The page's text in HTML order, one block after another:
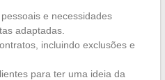
e necessidades
adaptadas.
incluindo exclusões e
para ter uma ideia da